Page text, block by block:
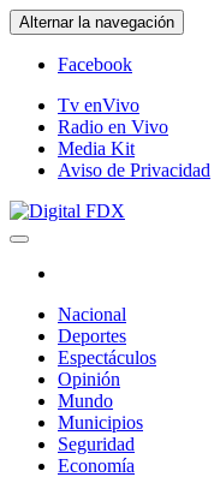
Saltar
al
contenido
Alternar la navegación
Facebook
Tv enVivo
Radio en Vivo
Media Kit
Aviso de Privacidad
Nacional
Deportes
Espectáculos
Opinión
Mundo
Municipios
Seguridad
Economía